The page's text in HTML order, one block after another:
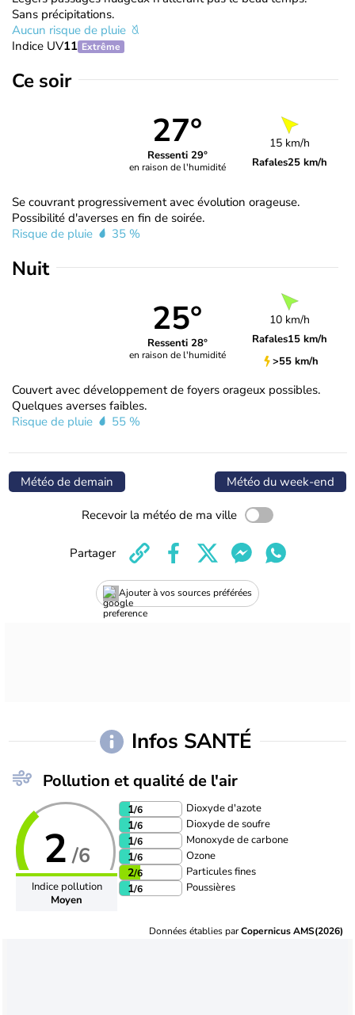
Sans précipitations.
Aucun risque de pluie
Indice UV11 Extrême
Ce soir
27°
Ressenti 29°
en raison de l'humidité
15 km/h
Rafales25 km/h
Se couvrant progressivement avec évolution orageuse.
Possibilité d'averses en fin de soirée.
Risque de pluie
35 %
Nuit
25°
Ressenti 28°
en raison de l'humidité
10 km/h
Rafales15 km/h
>55 km/h
Couvert avec développement de foyers orageux possibles.
Quelques averses faibles.
Risque de pluie
55 %
Météo de demain Météo du week-end
Recevoir la météo de ma ville
Ajouter à vos sources préférées
Partager
Infos SANTÉ
Pollution et qualité de l'air
2 /6
Indice pollution
Moyen
1/6 Dioxyde d'azote
1/6 Dioxyde de soufre
1/6 Monoxyde de carbone
1/6 Ozone
2/6 Particules fines
1/6 Poussières
Données établies parCopernicus AMS(2026)